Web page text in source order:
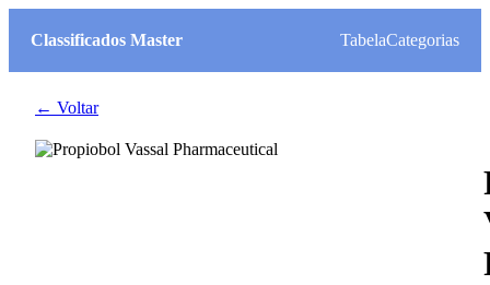
Classificados Master TabelaCategorias
← Voltar